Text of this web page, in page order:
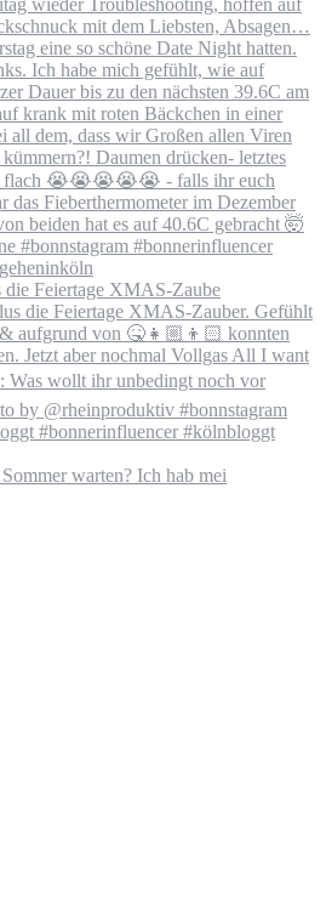
die Feiertage XMAS-Zaube
warten? Ich hab mei